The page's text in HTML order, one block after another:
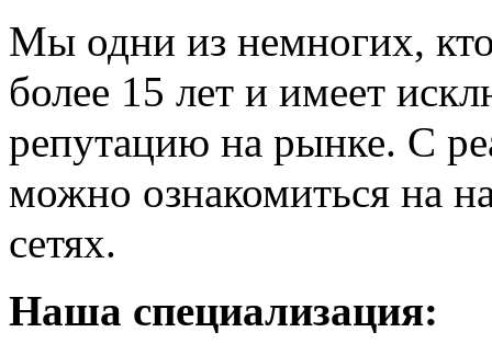
Мы одни из немногих, кто
более 15 лет и имеет
репутацию на рынке. С
можно ознакомиться на
сетях.
Наша специализация: